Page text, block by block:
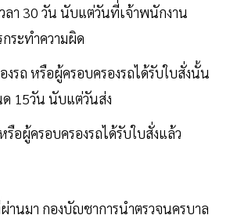
ลา 30 วัน นับแต่วันที่เจ้าพนักงาน
ระทำความผิด
งรถ หรือผู้ครอบครองรถได้รับใบสั่งนั้น
15วัน นับแต่วันส่ง
รือผู้ครอบครองรถได้รับใบสั่งแล้ว
ผ่านมา กองบัญชาการนำตรวจนครบาล